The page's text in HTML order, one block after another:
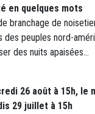
(1)
en quelques mots
branchage de
des peuples nord-
des nuits apaisées…
26 août à 15h, le
29 juillet à 15h